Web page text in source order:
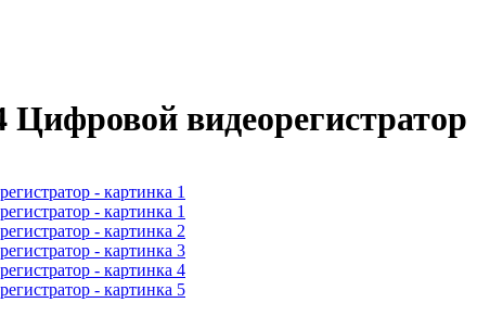
видеорегистратор